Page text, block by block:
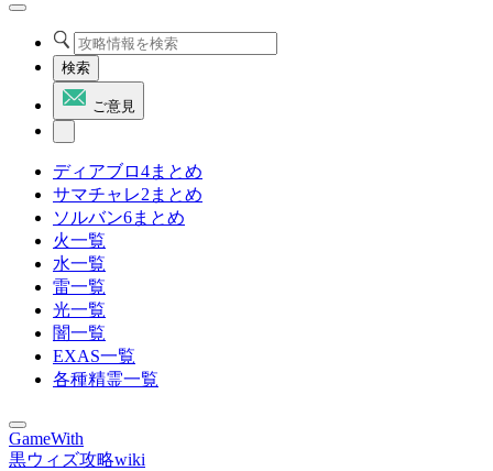
検索
ご意見
ディアブロ4まとめ
サマチャレ2まとめ
ソルバン6まとめ
火一覧
水一覧
雷一覧
光一覧
闇一覧
EXAS一覧
各種精霊一覧
GameWith
黒ウィズ攻略wiki